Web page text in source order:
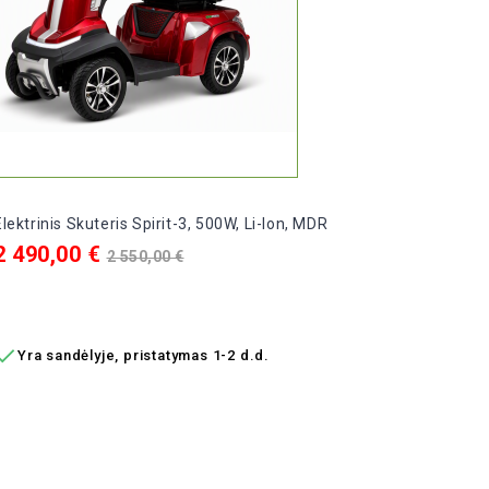
Skuteris Spirit-3, 500W, Li-Ion, MDR
490,00 € Bazinė
kaina
2 550,00 €
Yra sandėlyje, pristatymas 1-2 d.d.